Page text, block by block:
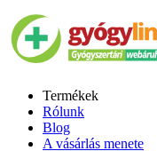
Termékek
Rólunk
Blog
A vásárlás menete